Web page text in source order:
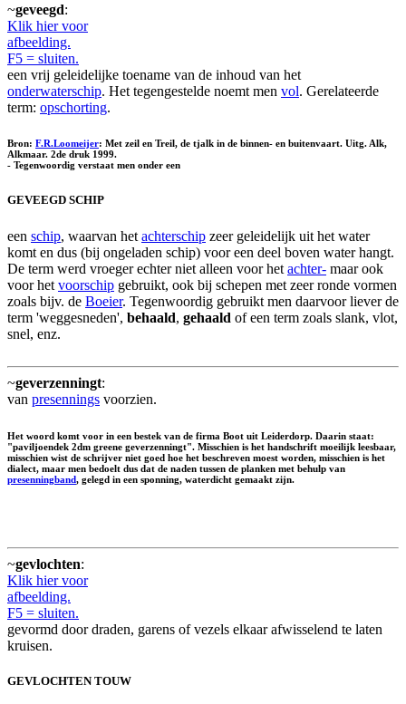
~geveegd:
Klik hier voor
afbeelding.
F5 = sluiten.
een vrij geleidelijke toename van de inhoud van het
onderwaterschip. Het tegengestelde noemt men vol. Gerelateerde
term: opschorting.
Bron: F.R.Loomeijer: Met zeil en Treil, de tjalk in de binnen- en buitenvaart. Uitg. Alk,
Alkmaar. 2de druk 1999.
- Tegenwoordig verstaat men onder een
GEVEEGD SCHIP
een schip, waarvan het achterschip zeer geleidelijk uit het water
komt en dus (bij ongeladen schip) voor een deel boven water hangt.
De term werd vroeger echter niet alleen voor het achter- maar ook
voor het voorschip gebruikt, ook bij schepen met zeer ronde vormen
zoals bijv. de Boeier. Tegenwoordig gebruikt men daarvoor liever de
term 'weggesneden', behaald, gehaald of een term zoals slank, vlot,
snel, enz.
~geverzenningt:
van presennings voorzien.
Het woord komt voor in een bestek van de firma Boot uit Leiderdorp. Daarin staat:
"paviljoendek 2dm greene geverzenningt". Misschien is het handschrift moeilijk leesbaar,
misschien wist de schrijver niet goed hoe het beschreven moest worden, misschien is het
dialect, maar men bedoelt dus dat de naden tussen de planken met behulp van
presenningband, gelegd in een sponning, waterdicht gemaakt zijn.
~gevlochten:
Klik hier voor
afbeelding.
F5 = sluiten.
gevormd door draden, garens of vezels elkaar afwisselend te laten
kruisen.
GEVLOCHTEN TOUW